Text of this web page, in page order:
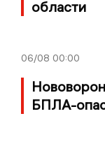
области
06/08 00:00
БПЛА-